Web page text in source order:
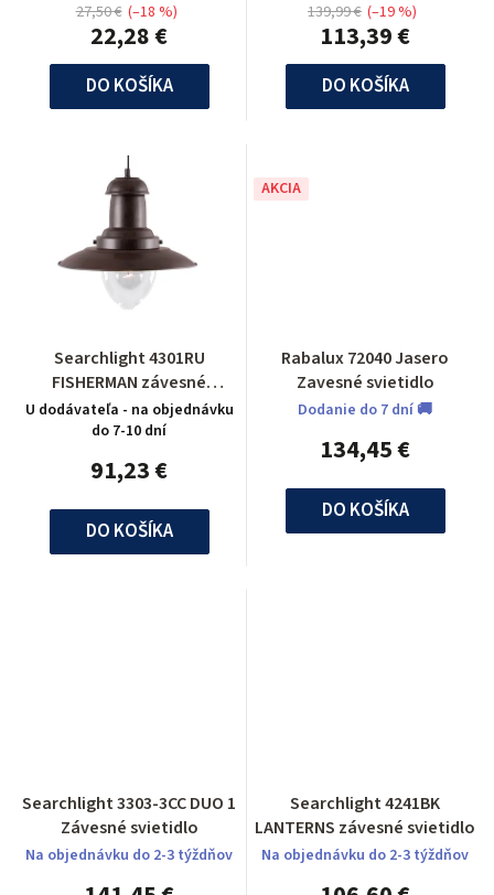
22,28 €
27,50 € (–18 %)
DO KOŠÍKA
113,39 €
139,99 € (–19 %)
DO KOŠÍKA
Searchlight 4301RU
FISHERMAN závesné
svietidlo
U dodávateľa - na objednávku
do 7-10 dní
91,23 €
DO KOŠÍKA
AKCIA
Rabalux 72040 Jasero
Zavesné svietidlo
Dodanie do 7 dní 🚚
134,45 €
DO KOŠÍKA
Searchlight 3303-3CC DUO 1
Závesné svietidlo
Na objednávku do 2-3 týždňov
Searchlight 4241BK
LANTERNS závesné svietidlo
Na objednávku do 2-3 týždňov